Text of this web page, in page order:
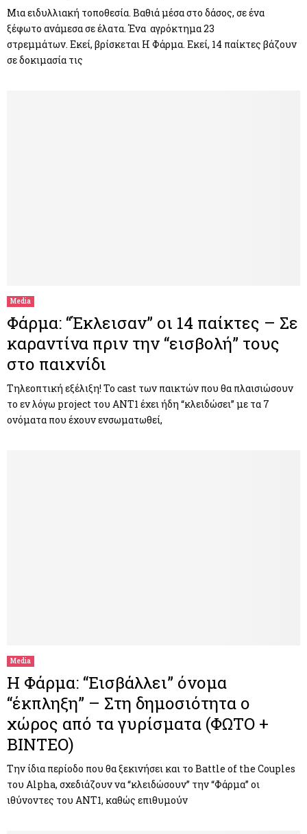
Μια ειδυλλιακή τοποθεσία. Βαθιά μέσα στο δάσος, σε ένα
ξέφωτο ανάμεσα σε έλατα. Ένα αγρόκτημα 23
στρεμμάτων. Εκεί, βρίσκεται Η Φάρμα. Εκεί, 14 παίκτες βάζουν
σε δοκιμασία τις
Media
Φάρμα: “Έκλεισαν” οι 14 παίκτες – Σε
καραντίνα πριν την “εισβολή” τους
στο παιχνίδι
Τηλεοπτική εξέλιξη! Το cast των παικτών που θα πλαισιώσουν
το εν λόγω project του ANT1 έχει ήδη “κλειδώσει” με τα 7
ονόματα που έχουν ενσωματωθεί,
Media
Η Φάρμα: “Εισβάλλει” όνομα
“έκπληξη” – Στη δημοσιότητα ο
χώρος από τα γυρίσματα (ΦΩΤΟ +
ΒΙΝΤΕΟ)
Την ίδια περίοδο που θα ξεκινήσει και το Battle of the Couples
του Alpha, σχεδιάζουν να “κλειδώσουν” την “Φάρμα” οι
ιθύνοντες του ANT1, καθώς επιθυμούν